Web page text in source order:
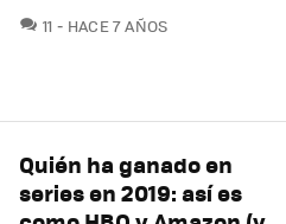
11 COMENTARIOS
HACE 7 AÑOS
Quién ha ganado en
series en 2019: así es